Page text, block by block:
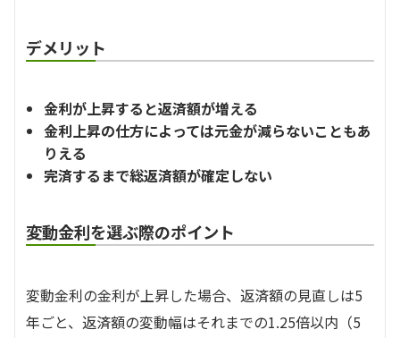
デメリット
金利が上昇すると返済額が増える
金利上昇の仕方によっては元金が減らないこともあ
りえる
完済するまで総返済額が確定しない
変動金利を選ぶ際のポイント
変動金利の金利が上昇した場合、返済額の見直しは5
年ごと、返済額の変動幅はそれまでの1.25倍以内（5